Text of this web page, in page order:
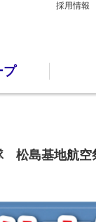
採用情報
プ
松島基地航空